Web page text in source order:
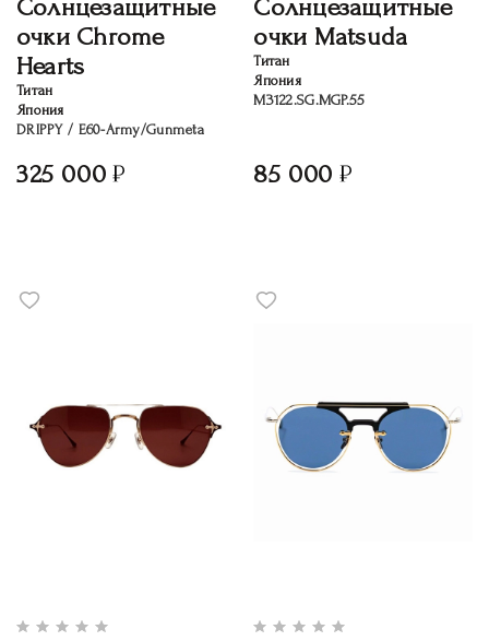
Солнцезащитные
очки Chrome
Hearts
Титан
Япония
DRIPPY / E60-Army/Gunmeta
325 000
Солнцезащитные
очки Matsuda
Титан
Япония
M3122.SG.MGP.55
85 000